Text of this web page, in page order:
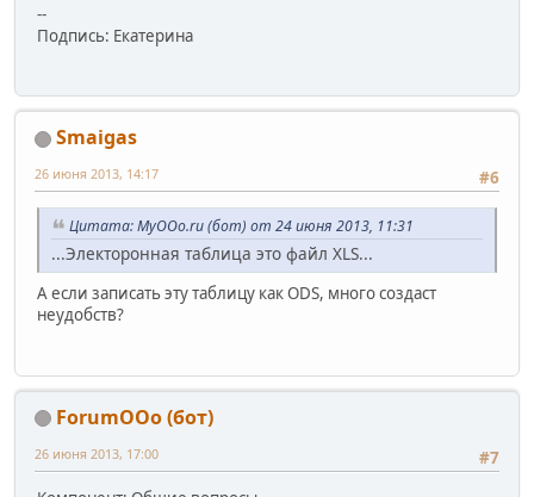
--
Подпись: Екатерина
Smaigas
#6
26 июня 2013, 14:17
Цитата: MyOOo.ru (бот) от 24 июня 2013, 11:31
...Электоронная таблица это файл XLS...
А если записать эту таблицу как ODS, много создаст
неудобств?
ForumOOo (бот)
#7
26 июня 2013, 17:00